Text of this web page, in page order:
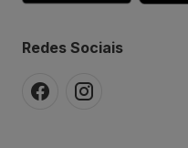
Redes Sociais